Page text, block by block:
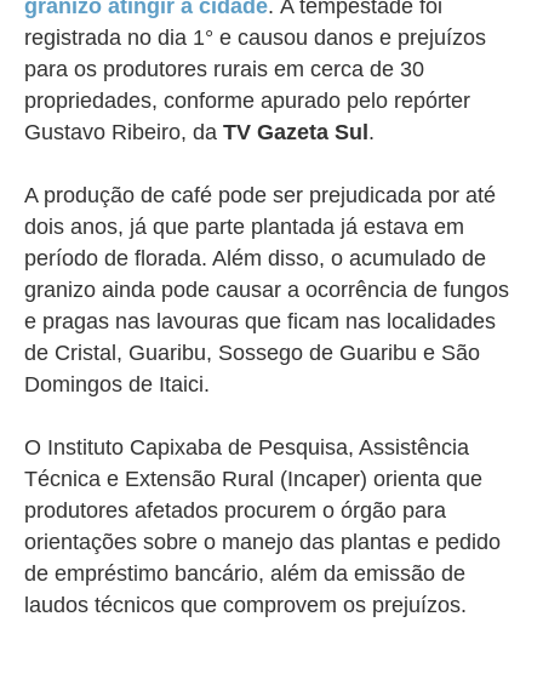
granizo atingir a cidade. A tempestade foi
registrada no dia 1° e causou danos e prejuízos
para os produtores rurais em cerca de 30
propriedades, conforme apurado pelo repórter
Gustavo Ribeiro, da TV Gazeta Sul .
A produção de café pode ser prejudicada por até
dois anos, já que parte plantada já estava em
período de florada. Além disso, o acumulado de
granizo ainda pode causar a ocorrência de fungos
e pragas nas lavouras que ficam nas localidades
de Cristal, Guaribu, Sossego de Guaribu e São
Domingos de Itaici.
O Instituto Capixaba de Pesquisa, Assistência
Técnica e Extensão Rural (Incaper) orienta que
produtores afetados procurem o órgão para
orientações sobre o manejo das plantas e pedido
de empréstimo bancário, além da emissão de
laudos técnicos que comprovem os prejuízos.